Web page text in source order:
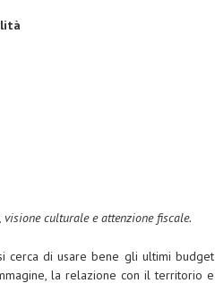
culturale e attenzione fiscale.
cerca di usare bene gli ultimi budget
la relazione con il territorio e